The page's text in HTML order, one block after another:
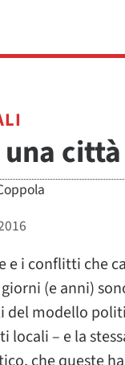
una
e i conflitti che
(e anni)
modello
locali – e la